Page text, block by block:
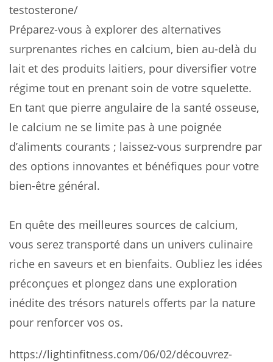
testosterone/
Préparez-vous à explorer des alternatives
surprenantes riches en calcium, bien au-delà du
lait et des produits laitiers, pour diversifier votre
régime tout en prenant soin de votre squelette.
En tant que pierre angulaire de la santé osseuse,
le calcium ne se limite pas à une poignée
d’aliments courants ; laissez-vous surprendre par
des options innovantes et bénéfiques pour votre
bien-être général.
En quête des meilleures sources de calcium,
vous serez transporté dans un univers culinaire
riche en saveurs et en bienfaits. Oubliez les idées
préconçues et plongez dans une exploration
inédite des trésors naturels offerts par la nature
pour renforcer vos os.
https://lightinfitness.com/06/02/découvrez-